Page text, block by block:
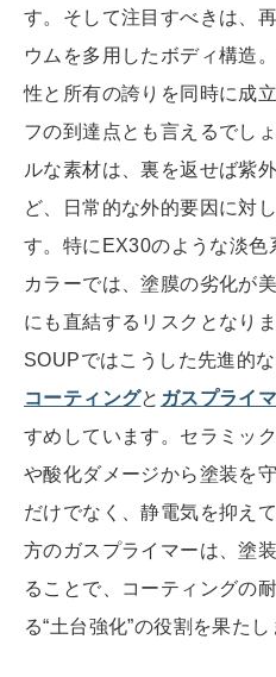
す。そして注目すべきは、
ウムを多用したボディ構造
性と所有の誇りを同時に成
フの到達点とも言えるでし
ルな素材は、裏を返せば紫
ど、日常的な外的要因に対
す。特にEX30のような淡色
カラーでは、塗膜の劣化が
にも直結するリスクとなり
SOUPではこうした先進的な
コーティングと ガスプライ
すめしています。セラミッ
や酸化ダメージから塗装を
だけでなく、静電気を抑え
方のガスプライマーは、塗
ることで、コーティングの
る“土台強化”の役割を果た